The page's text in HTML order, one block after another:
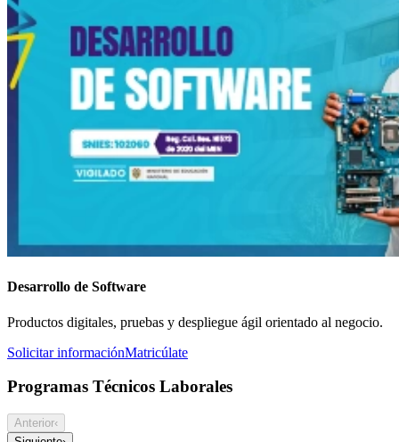
Desarrollo de Software
Productos digitales, pruebas y despliegue ágil orientado al negocio.
Solicitar informaciónMatricúlate
Programas Técnicos Laborales
Anterior‹